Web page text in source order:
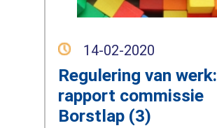
14-02-2020
Regulering van werk:
rapport commissie
Borstlap (3)